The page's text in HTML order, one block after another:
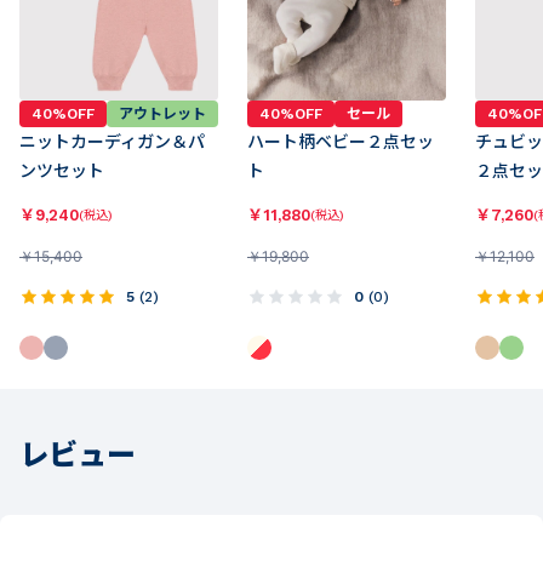
40%OFF アウトレット
ニットカーディガン＆パ
ンツセット
￥ 9,240(税込)
￥15,400
5 (2)
40%OFF セール
ハート柄ベビー２点セッ
ト
￥11,880(税込)
￥19,800
0 (0)
チュビ
２点セ
￥ 7,260(
￥12,100
レビュー